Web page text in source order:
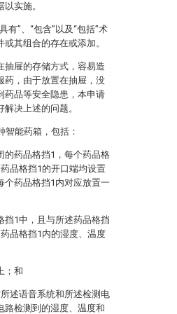
实施。
有”、“包含”以及“包括”术
其组合的存在或添加。
抽屉的存储方式，容易造
药，由于放置在抽屉，没
药品等安全隐患，本申请
决上述的问题。
智能药箱，包括：
的药品格挡1，每个药品格
品格挡1的开口端均设置
个药品格挡1内对应放置一
挡1中，且与所述药品格挡
品格挡1内的湿度、温度
；和
述语音系统和所述检测电
路检测到的湿度、温度和